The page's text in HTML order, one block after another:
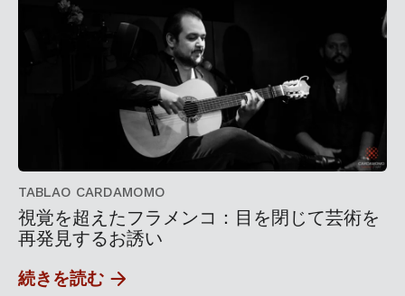
TABLAO CARDAMOMO
視覚を超えたフラメンコ：目を閉じて芸術を
再発見するお誘い
続きを読む